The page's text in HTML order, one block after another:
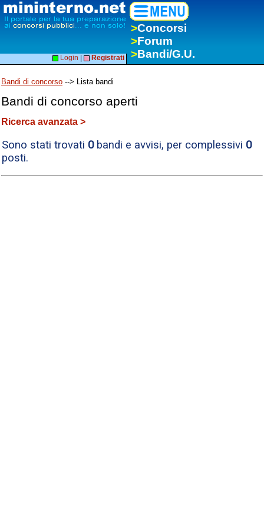
>Concorsi
>Forum
>Bandi/G.U.
Login Registrati
Bandi di concorso --> Lista bandi
Bandi di concorso aperti
Ricerca avanzata >
Sono stati trovati 0bandi e avvisi, per complessivi 0
posti.